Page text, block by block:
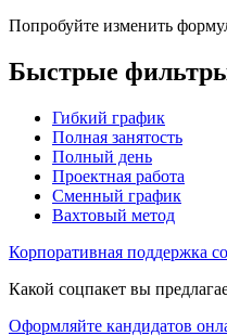
Попробуйте изменить
Быстрые
Гибкий график
Полная занятость
Полный день
Проектная работа
Сменный график
Вахтовый метод
Корпоративная поддержка
Какой соцпакет вы
Оформляйте кандидатов